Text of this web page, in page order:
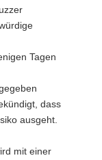
Tagen
dass
ausgeht.
mit einer